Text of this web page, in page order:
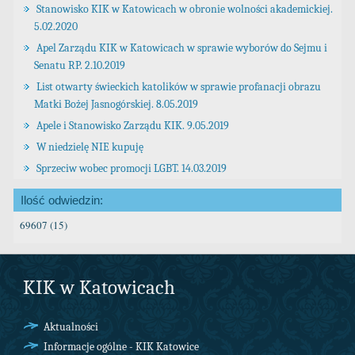
Stanowisko KIK w Katowicach w obronie wolności akademickiej.
5.02.2020
Apel Zarządu KIK w Katowicach w sprawie wyborów do Sejmu i
Senatu RP. 2.10.2019
List otwarty świeckich katolików w sprawie profanacji obrazu
Matki Bożej Jasnogórskiej. 8.05.2019
Apele i Stanowisko Zarządu KIK. 9.05.2019
W niedzielę NIE kupuję
Sprzeciw wobec promocji LGBT. 14.03.2019
Ilość odwiedzin:
69607 (15)
KIK w Katowicach
Aktualności
Informacje ogólne - KIK Katowice